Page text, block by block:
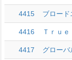
4415 ブロー
4416 Ｔｒｕ
4417 グローバ